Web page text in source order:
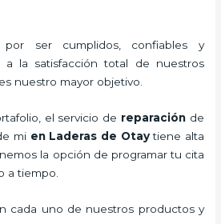
por ser cumplidos, confiables y
a la satisfacción total de nuestros
nuestro mayor objetivo.
el servicio de reparación de
mi en Laderas de Otaytiene alta
la opción de programar tu cita
a tiempo.
cada uno de nuestros productos y